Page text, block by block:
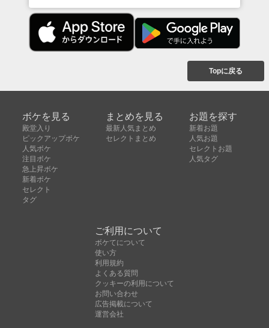
Topに戻る
ボケを見る
殿堂入り
ピックアップボケ
人気ボケ
注目ボケ
急上昇ボケ
新着ボケ
セレクト
タグ
まとめを見る
最新人気まとめ
セレクトまとめ
お題を探す
新着お題
人気お題
セレクトお題
人気タグ
ご利用について
ボケてについて
使い方
利用規約
よくある質問
クッキーの利用について
お問い合わせ
広告掲載について
運営会社